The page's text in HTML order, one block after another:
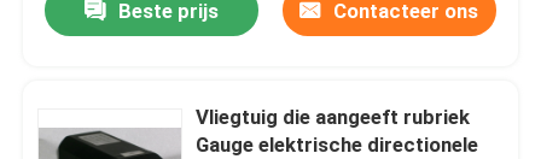
Beste prijs Contacteer ons
Vliegtuig die aangeeft rubriek
Gauge elektrische directionele